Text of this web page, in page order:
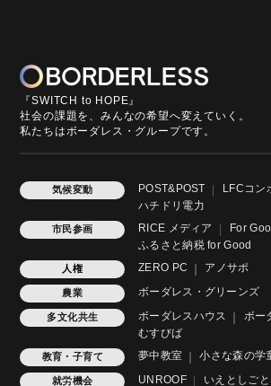
『SWITCH to HOPE』
社会の課題を、みんなの希望へ変えていく。
私たちはボーダレス・グループです。
気候変動 POST&POST
LFCコン
ハチドリ電力
市民参画 RICE メディア
For
ふるさと納税 for Good
人権 ZERO PC アノサポ
農業 ボーダレス・グリーンズ
多文化共生 ボーダレスハウス
ボー
むすびば
教育・子育て 夢中教室 小さな森の学
就労機会 UNROOF いえとしごと